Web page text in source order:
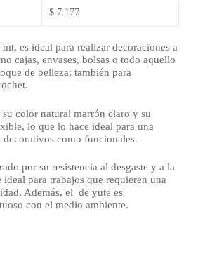
$ 7.177
es ideal para realizar decoraciones a
cajas, envases, bolsas o todo aquello
de belleza; también para
su color natural marrón claro y su
lo que lo hace ideal para una
decorativos como funcionales.
por su resistencia al desgaste y a la
para trabajos que requieren una
Además, el de yute es
con el medio ambiente.